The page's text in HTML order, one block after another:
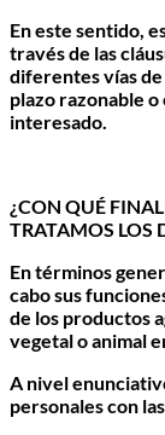
En este sentido,
través de las
diferentes vías
plazo razonable
interesado.
¿CON QUÉ
TRATAMOS LOS
En términos
cabo sus
de los productos
vegetal o animal
A nivel
personales con